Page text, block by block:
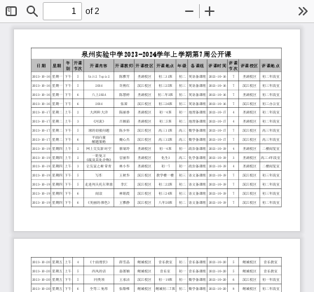
Toggle
Sidebar
Find
of 2
Zoom
Out
In
泉州实验中学2023-2024学年 上学期第7 周公开课
日 期 星期
午
别
开课
节次
开课内容 开课教师 开课校 区 开课地点 年级 备课组 评课时间
评课
节次
评课校区 评课地 点
2023- 10- 16 星 期 一 下午 5 Uni t 2 Topi c2 陈雅 芳 圣湖校区 初 二3 1班 初 二 英语备课组 2023-10- 16 7 圣湖校区 初 二年段室
2023- 10- 16 星期一 下午 5 203A 许燕红 滨江校区 初三25班 初三 英语备课组 2023-10- 16 7 滨江校区 初三年段室
2023- 10- 16 星期一 下午 6 八 上202A 陈慧婷 圣湖校区 初二年3班 初二 英语备课组 2023-10- 16 7 圣湖校区 初二年段室
2023- 10- 16 星期一 下午 6 203A 张茜 滨江校区 初三26班 初三 英语备课组 2023-10- 16 7 滨江校区 初三办公室
2023- 10- 17 星 期 二 上午 2 大洲 和 大洋 陈丽香 圣湖校区 初 一4班 初 一 地理备课组 2023-10- 17 4 圣湖校区 初 二年段室
2023- 10- 17 星 期 二 上午 3 《河流》 吕颖茹 圣湖校区 初 二5班 初 二 地理备课组 2023-10- 17 4 圣湖校区 初 二年段室
2023- 10- 17 星 期 二 下午 5 球的切接问 题 陈少怀 滨江校区 高三1 1班 高三 数学备课组 2023-10- 17 7 滨江校区 高三年段室
202 3- 10- 17 星 期 二 下午 6
平面向量
解题策略
魏心杰 滨江校区 高三12班 高三 数学备课组 2023-10- 17 7 滨江校区 高三年段室
2023- 10- 19 星期四 上午 2 网 上交友新时空 蔡瑞玲 圣湖校区 初 一4班 初一 政治备课组 2023-10- 19 4 圣湖校区 二楼阅览室
2023- 10- 19 星期四 上午 2
一轮复习
《硫及 其化 合物》
官丽华 圣湖校区 化生3 高三 化学备课组 2023-10- 19 3 圣湖校区 高三A年段室
2023- 10- 19 星 期 四 上午 3 让友谊之树常青 林小华 圣湖校区 初 一7 初 一 政治备课组 2023-10- 19 4 圣湖校区 二楼阅览室
2023- 10- 19 星 期 四 下午 5 写作 王秋华 滨江校区 教学楼 一楼 初三 语文备课组 2023-10- 19 7 滨江校区 初三年段室
2023- 10- 19 星 期 四 下午 5 走进列 夫托尔斯泰 李汇 滨江校区 初 二22班 初 二 语文备课组 2023-10- 19 7 滨江校区 初 二年段室
2023- 10- 19 星 期 四 下午 6 阅 读 林铭霞 滨江校区 初三24班 初三 语文备课组 2023-10- 19 7 滨江校区 初三年段室
2023- 10- 19 星期四 下午 6 《美丽的颜色》 王雅静 滨江校区 八年20班 初二 语文备课组 2023-10- 19 7 滨江校区 初二年段室
2023- 10-20 星期五 上午 4 《十面埋伏》 薛雪晶 鲤城校区 音乐教室 初二 音乐 备课组 2023-10-20 5 鲤城校区 音乐教室
2023- 10-20 星期五 上午 5 西风的话 翁菁颖 鲤城校区 音乐室 初一 音乐 备课组 2023-10-20 5 鲤城校区 音乐教室
2023- 10-20 星 期 五 下午 5 同类项 王承洁 滨江校区 初 一19班 初 一 数学备课组 2023-10-20 6 滨江校区 初 一年段室
2023- 10-20 星 期 五 下午 6 全等三角形 张敬唯 鲤城校区 鲤城初 二7班 初 二 数学备课组 2023-10-20 8 鲤城 校区 初 二年段室